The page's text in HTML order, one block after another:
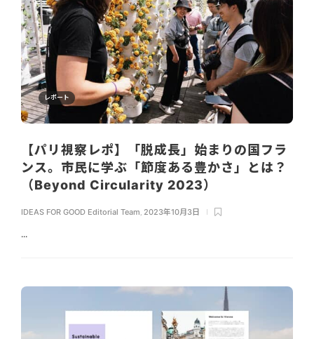
レポート
【パリ視察レポ】「脱成長」始まりの国フラ
ンス。市民に学ぶ「節度ある豊かさ」とは？
（Beyond Circularity 2023）
IDEAS FOR GOOD Editorial Team, 2023年10月3日
...